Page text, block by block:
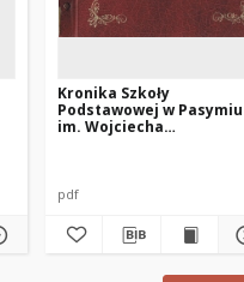
Kronika Szkoły
Podstawowej w Pasymiu
im. Wojciecha
pdf